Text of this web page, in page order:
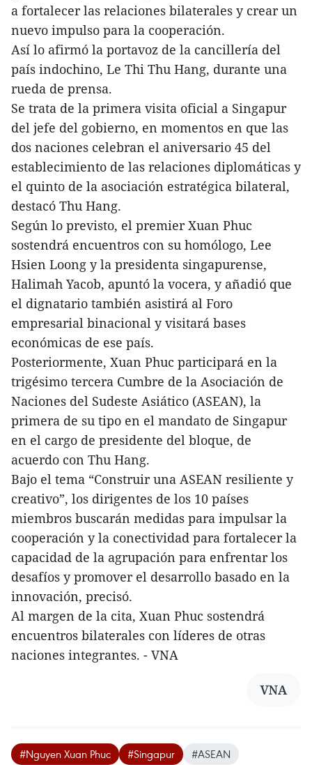
a fortalecer las relaciones bilaterales y crear un
nuevo impulso para la cooperación.
Así lo afirmó la portavoz de la cancillería del
país indochino, Le Thi Thu Hang, durante una
rueda de prensa.
Se trata de la primera visita oficial a Singapur
del jefe del gobierno, en momentos en que las
dos naciones celebran el aniversario 45 del
establecimiento de las relaciones diplomáticas y
el quinto de la asociación estratégica bilateral,
destacó Thu Hang.
Según lo previsto, el premier Xuan Phuc
sostendrá encuentros con su homólogo, Lee
Hsien Loong y la presidenta singapurense,
Halimah Yacob, apuntó la vocera, y añadió que
el dignatario también asistirá al Foro
empresarial binacional y visitará bases
económicas de ese país.
Posteriormente, Xuan Phuc participará en la
trigésimo tercera Cumbre de la Asociación de
Naciones del Sudeste Asiático (ASEAN), la
primera de su tipo en el mandato de Singapur
en el cargo de presidente del bloque, de
acuerdo con Thu Hang.
Bajo el tema “Construir una ASEAN resiliente y
creativo”, los dirigentes de los 10 países
miembros buscarán medidas para impulsar la
cooperación y la conectividad para fortalecer la
capacidad de la agrupación para enfrentar los
desafíos y promover el desarrollo basado en la
innovación, precisó.
Al margen de la cita, Xuan Phuc sostendrá
encuentros bilaterales con líderes de otras
naciones integrantes. - VNA
VNA
#Nguyen Xuan Phuc #Singapur
#ASEAN